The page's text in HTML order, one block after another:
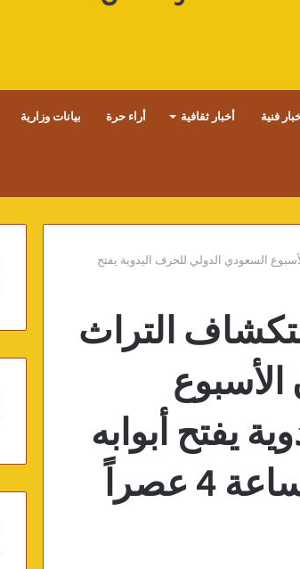
فنية أخبار ثقافية أراء حرة بيانات وزارية
السعودي الدولي للحرف اليدوية يفتح
التراث
يفتح أبوابه
للزوار لمدة سبعة أيام من الساعة 4 عصراً